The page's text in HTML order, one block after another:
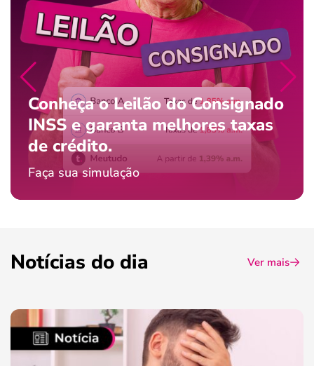
Conheça o Leilão do Consignado
INSS e garanta melhores taxas
de crédito.
Faça sua simulação
Notícias do dia Ver mais